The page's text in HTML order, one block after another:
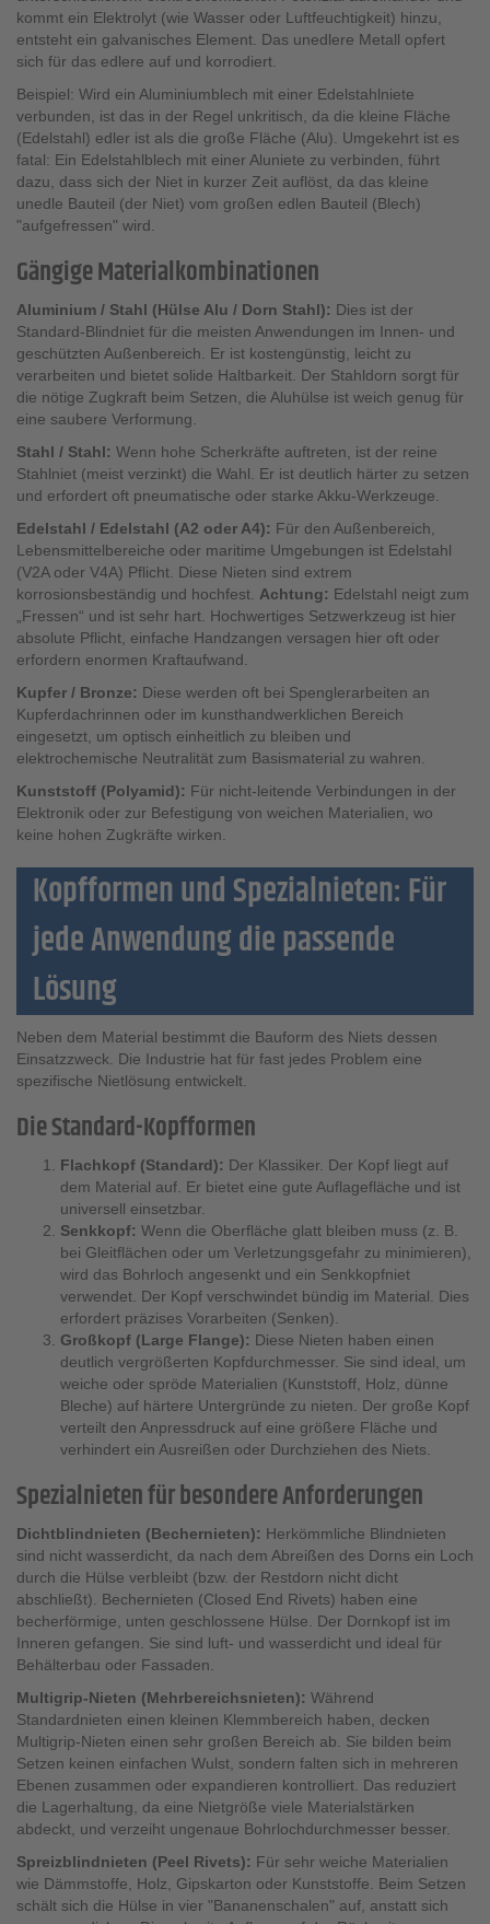
kommt ein Elektrolyt (wie Wasser oder Luftfeuchtigkeit) hinzu,
entsteht ein galvanisches Element. Das unedlere Metall opfert
sich für das edlere auf und korrodiert.
Beispiel: Wird ein Aluminiumblech mit einer Edelstahlniete
verbunden, ist das in der Regel unkritisch, da die kleine Fläche
(Edelstahl) edler ist als die große Fläche (Alu). Umgekehrt ist es
fatal: Ein Edelstahlblech mit einer Aluniete zu verbinden, führt
dazu, dass sich der Niet in kurzer Zeit auflöst, da das kleine
unedle Bauteil (der Niet) vom großen edlen Bauteil (Blech)
"aufgefressen" wird.
Gängige Materialkombinationen
Aluminium / Stahl (Hülse Alu / Dorn Stahl): Dies ist der
Standard-Blindniet für die meisten Anwendungen im Innen- und
geschützten Außenbereich. Er ist kostengünstig, leicht zu
verarbeiten und bietet solide Haltbarkeit. Der Stahldorn sorgt für
die nötige Zugkraft beim Setzen, die Aluhülse ist weich genug für
eine saubere Verformung.
Stahl / Stahl: Wenn hohe Scherkräfte auftreten, ist der reine
Stahlniet (meist verzinkt) die Wahl. Er ist deutlich härter zu setzen
und erfordert oft pneumatische oder starke Akku-Werkzeuge.
Edelstahl / Edelstahl (A2 oder A4): Für den Außenbereich,
Lebensmittelbereiche oder maritime Umgebungen ist Edelstahl
(V2A oder V4A) Pflicht. Diese Nieten sind extrem
korrosionsbeständig und hochfest. Achtung: Edelstahl neigt zum
„Fressen“ und ist sehr hart. Hochwertiges Setzwerkzeug ist hier
absolute Pflicht, einfache Handzangen versagen hier oft oder
erfordern enormen Kraftaufwand.
Kupfer / Bronze: Diese werden oft bei Spenglerarbeiten an
Kupferdachrinnen oder im kunsthandwerklichen Bereich
eingesetzt, um optisch einheitlich zu bleiben und
elektrochemische Neutralität zum Basismaterial zu wahren.
Kunststoff (Polyamid): Für nicht-leitende Verbindungen in der
Elektronik oder zur Befestigung von weichen Materialien, wo
keine hohen Zugkräfte wirken.
Kopfformen und Spezialnieten: Für
jede Anwendung die passende
Lösung
Neben dem Material bestimmt die Bauform des Niets dessen
Einsatzzweck. Die Industrie hat für fast jedes Problem eine
spezifische Nietlösung entwickelt.
Die Standard-Kopfformen
Flachkopf (Standard): Der Klassiker. Der Kopf liegt auf
dem Material auf. Er bietet eine gute Auflagefläche und ist
universell einsetzbar.
Senkkopf: Wenn die Oberfläche glatt bleiben muss (z. B.
bei Gleitflächen oder um Verletzungsgefahr zu minimieren),
wird das Bohrloch angesenkt und ein Senkkopfniet
verwendet. Der Kopf verschwindet bündig im Material. Dies
erfordert präzises Vorarbeiten (Senken).
Großkopf (Large Flange): Diese Nieten haben einen
deutlich vergrößerten Kopfdurchmesser. Sie sind ideal, um
weiche oder spröde Materialien (Kunststoff, Holz, dünne
Bleche) auf härtere Untergründe zu nieten. Der große Kopf
verteilt den Anpressdruck auf eine größere Fläche und
verhindert ein Ausreißen oder Durchziehen des Niets.
Spezialnieten für besondere Anforderungen
Dichtblindnieten (Bechernieten): Herkömmliche Blindnieten
sind nicht wasserdicht, da nach dem Abreißen des Dorns ein Loch
durch die Hülse verbleibt (bzw. der Restdorn nicht dicht
abschließt). Bechernieten (Closed End Rivets) haben eine
becherförmige, unten geschlossene Hülse. Der Dornkopf ist im
Inneren gefangen. Sie sind luft- und wasserdicht und ideal für
Behälterbau oder Fassaden.
Multigrip-Nieten (Mehrbereichsnieten): Während
Standardnieten einen kleinen Klemmbereich haben, decken
Multigrip-Nieten einen sehr großen Bereich ab. Sie bilden beim
Setzen keinen einfachen Wulst, sondern falten sich in mehreren
Ebenen zusammen oder expandieren kontrolliert. Das reduziert
die Lagerhaltung, da eine Nietgröße viele Materialstärken
abdeckt, und verzeiht ungenaue Bohrlochdurchmesser besser.
Spreizblindnieten (Peel Rivets): Für sehr weiche Materialien
wie Dämmstoffe, Holz, Gipskarton oder Kunststoffe. Beim Setzen
schält sich die Hülse in vier "Bananenschalen" auf, anstatt sich